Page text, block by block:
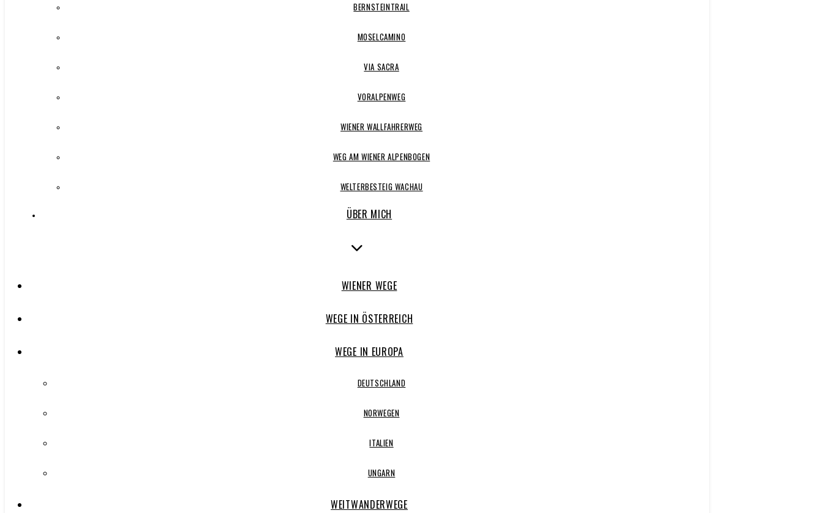
BERNSTEINTRAIL
MOSELCAMINO
VIA SACRA
VORALPENWEG
WIENER WALLFAHRERWEG
WEG AM WIENER ALPENBOGEN
WELTERBESTEIG WACHAU
ÜBER MICH
WIENER WEGE
WEGE IN ÖSTERREICH
WEGE IN EUROPA
DEUTSCHLAND
NORWEGEN
ITALIEN
UNGARN
WEITWANDERWEGE